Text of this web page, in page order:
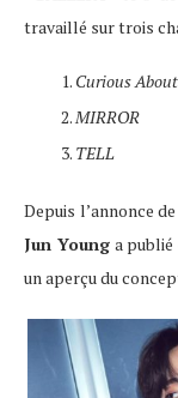
travaillé sur trois
Curious
MIRROR
TELL
Depuis l’annonce
Jun Younga publié
un aperçu du